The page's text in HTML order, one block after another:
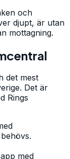
och
djupt, är utan
mottagning.
det mest
Det är
Rings
med